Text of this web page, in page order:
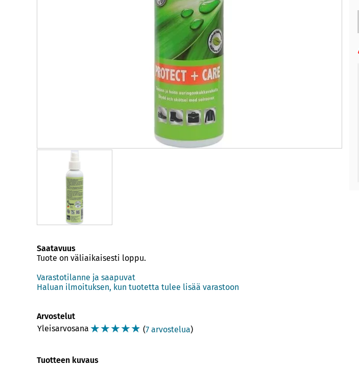
Saatavuus
Tuote on väliaikaisesti loppu.
Varastotilanne ja saapuvat
Haluan ilmoituksen, kun tuotetta tulee lisää varastoon
Arvostelut
Yleisarvosana ☆☆☆☆☆ (7 arvostelua)
Tuotteen kuvaus